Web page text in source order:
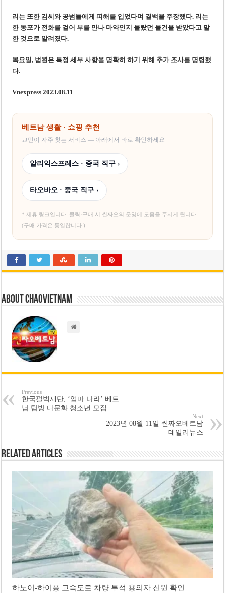
리는 또한 김씨와 공범들에게 피해를 입었다며 결백을 주장했다. 리는
한 동포가 전화를 걸어 부를 만나 마약인지 몰랐던 물건을 받았다고 말
한 것으로 알려졌다.
목요일, 법원은 특정 세부 사항을 명확히 하기 위해 추가 조사를 명령했
다.
Vnexpress 2023.08.11
베트남 생활 · 쇼핑 추천
교민이 자주 찾는 서비스 — 아래에서 바로 확인하세요
알리익스프레스 · 중국 직구 ›
타오바오 · 중국 직구 ›
* 제휴 링크입니다. 클릭·구매 시 씬짜오의 운영에 도움을 주시게 됩니다.
(구매 가격은 동일합니다.)
About chaovietnam
Previous
한국펄벅재단, ‘엄마 나라’ 베트
남 탐방 다문화 청소년 모집
Next
2023년 08월 11일 씬짜오베트남
데일리뉴스
Related Articles
하노이-하이퐁 고속도로 차량 투석 용의자 신원 확인